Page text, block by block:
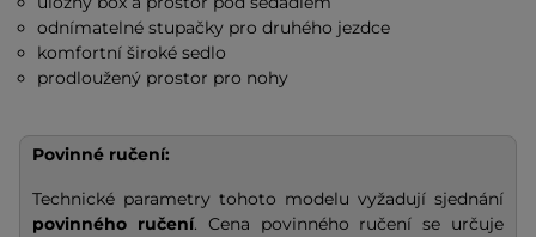
odnímatelné stupačky pro druhého jezdce
komfortní široké sedlo
prodloužený prostor pro nohy
Povinné ručení:
Technické parametry tohoto modelu vyžadují sjednání
povinného ručení. Cena povinného ručení se určuje